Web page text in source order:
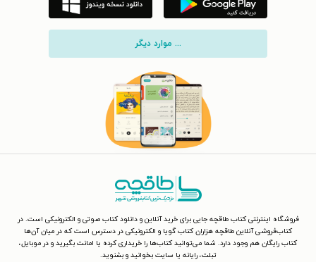
... موارد دیگر
فروشگاه اینترنتی کتاب طاقچه جایی برای خرید آنلاین و دانلود کتاب صوتی و الکترونیکی است. در
کتاب‌فروشی آنلاین طاقچه هزاران کتاب گویا و الکترونیکی در دسترس است که در میان آن‌ها
کتاب رایگان هم وجود دارد. شما می‌توانید کتاب‌ها را خریداری کرده یا امانت بگیرید و در موبایل،
تبلت، رایانه یا سایت بخوانید و بشنوید.